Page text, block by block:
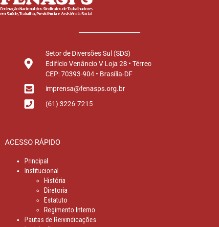
Setor de Diversões Sul (SDS)
Edifício Venâncio V Loja 28 • Térreo
CEP: 70393-904 • Brasília-DF
imprensa@fenasps.org.br
(61) 3226-7215
ACESSO RÁPIDO
Principal
Institucional
História
Diretoria
Estatuto
Regimento Interno
Pautas de Reivindicações